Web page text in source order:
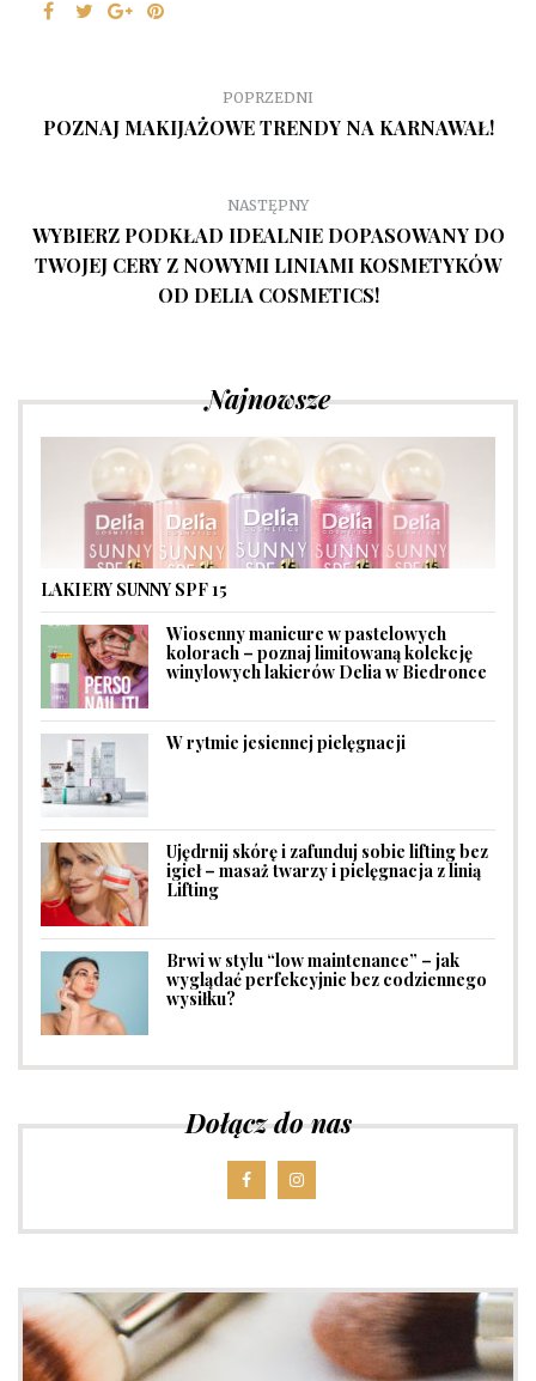
POPRZEDNI
POZNAJ MAKIJAŻOWE TRENDY NA KARNAWAŁ!
NASTĘPNY
WYBIERZ PODKŁAD IDEALNIE DOPASOWANY DO
TWOJEJ CERY Z NOWYMI LINIAMI KOSMETYKÓW
OD DELIA COSMETICS!
Najnowsze
LAKIERY SUNNY SPF 15
Wiosenny manicure w pastelowych
kolorach – poznaj limitowaną kolekcję
winylowych lakierów Delia w Biedronce
W rytmie jesiennej pielęgnacji
Ujędrnij skórę i zafunduj sobie lifting bez
igieł – masaż twarzy i pielęgnacja z linią
Lifting
Brwi w stylu “low maintenance” – jak
wyglądać perfekcyjnie bez codziennego
wysiłku?
Dołącz do nas